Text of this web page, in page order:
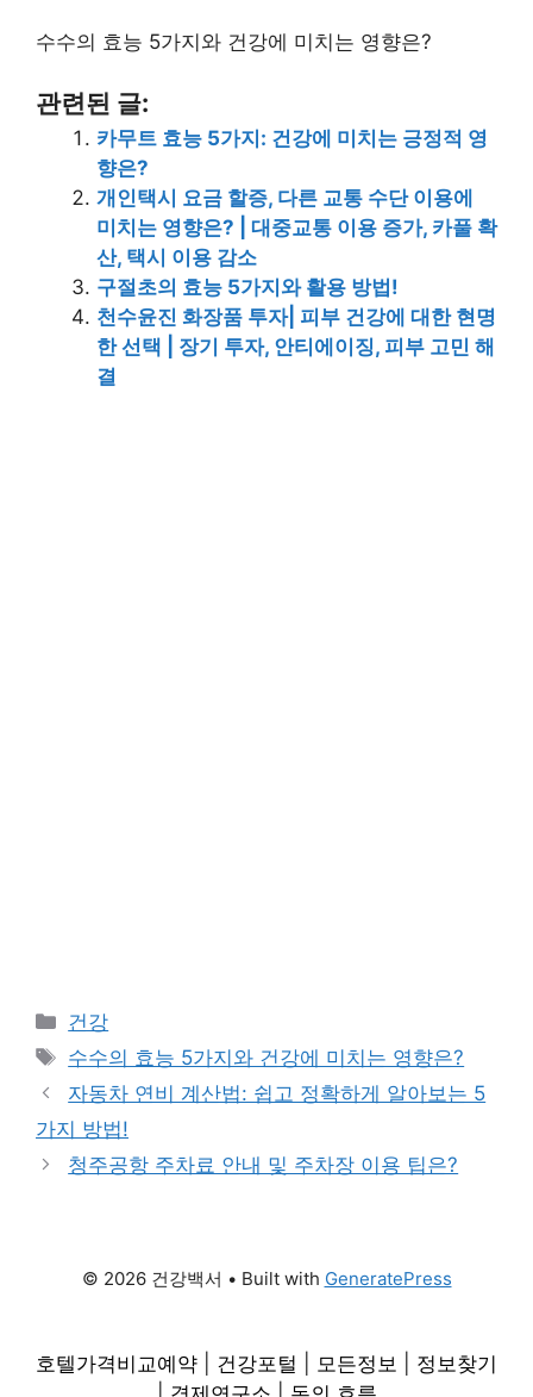
수수의 효능 5가지와 건강에 미치는 영향은?
관련된 글:
카무트 효능 5가지: 건강에 미치는 긍정적 영
향은?
개인택시 요금 할증, 다른 교통 수단 이용에
미치는 영향은? | 대중교통 이용 증가, 카풀 확
산, 택시 이용 감소
구절초의 효능 5가지와 활용 방법!
천수윤진 화장품 투자| 피부 건강에 대한 현명
한 선택 | 장기 투자, 안티에이징, 피부 고민 해
결
Categories
건강
Tags
수수의 효능 5가지와 건강에 미치는 영향은?
자동차 연비 계산법: 쉽고 정확하게 알아보는 5
가지 방법!
청주공항 주차료 안내 및 주차장 이용 팁은?
© 2026 건강백서 • Built with GeneratePress
호텔가격비교예약 건강포털 모든정보
정보찾기